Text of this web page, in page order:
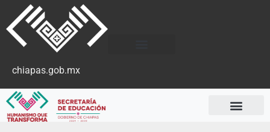
chiapas.gob.mx